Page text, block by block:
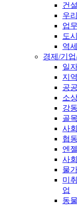
건
우
업
도
역
경제/기
일
지
공
소
강
골
사
협
엔
사
물
미
업
동